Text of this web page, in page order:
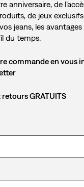
anniversaire, de
de jeux
jeans, les
du temps.
commande en vous
GRATUITS